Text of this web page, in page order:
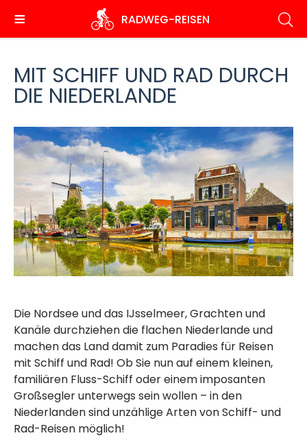
zum
Inhalt
RADWEG-REISEN
MIT SCHIFF UND RAD DURCH
DIE NIEDERLANDE
Die Nordsee und das IJsselmeer, Grachten und
Kanäle durchziehen die flachen Niederlande und
machen das Land damit zum Paradies für Reisen
mit Schiff und Rad! Ob Sie nun auf einem kleinen,
familiären Fluss-Schiff oder einem imposanten
Großsegler unterwegs sein wollen – in den
Niederlanden sind unzählige Arten von Schiff- und
Rad-Reisen möglich!